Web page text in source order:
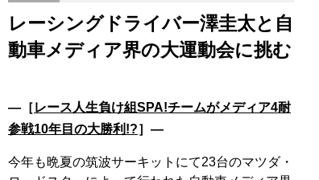
レーシングドライバー澤圭太と自
動車メディア界の大運動会に挑む
―［レース人生負け組SPA!チームがメディア4耐
参戦10年目の大勝利!?］―
今年も晩夏の筑波サーキットにて23台のマツダ・